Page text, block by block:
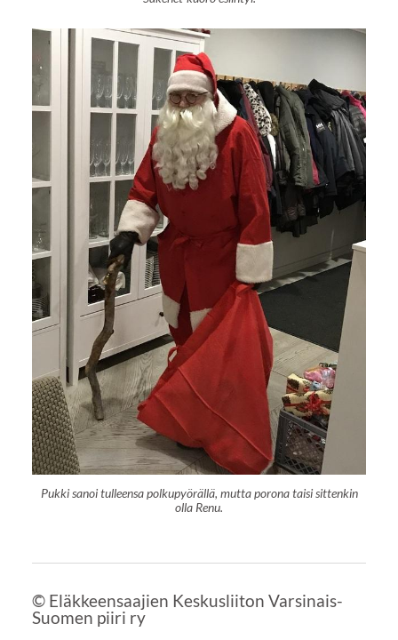
Pukki sanoi tulleensa polkupyörällä, mutta porona taisi sittenkin
olla Renu.
© Eläkkeensaajien Keskusliiton Varsinais-
Suomen piiri ry